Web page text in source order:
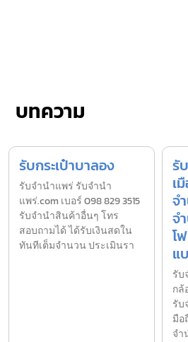
บทความ
รับกระเป๋าบาลอง
รับจํานำแพร่ รับจํานํา
แพร่.com เบอร์ 098 829 3515
รับจำนำสินค้าอื่นๆ โทร
สอบถามได้ ได้รับเงินสดใน
ทันทีเต็มจำนวน ประเมินรา
รั
เ
จ
จ
โ
แ
รับ
กล้
รับ
มือ
จำ